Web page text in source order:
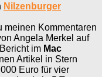
Nilzenburger
meinen Kommentaren
Angela Merkel auf
im Mac
Artikel in Stern
Euro für vier